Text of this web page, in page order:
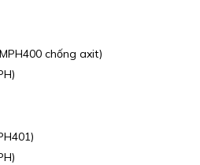
chống axit)